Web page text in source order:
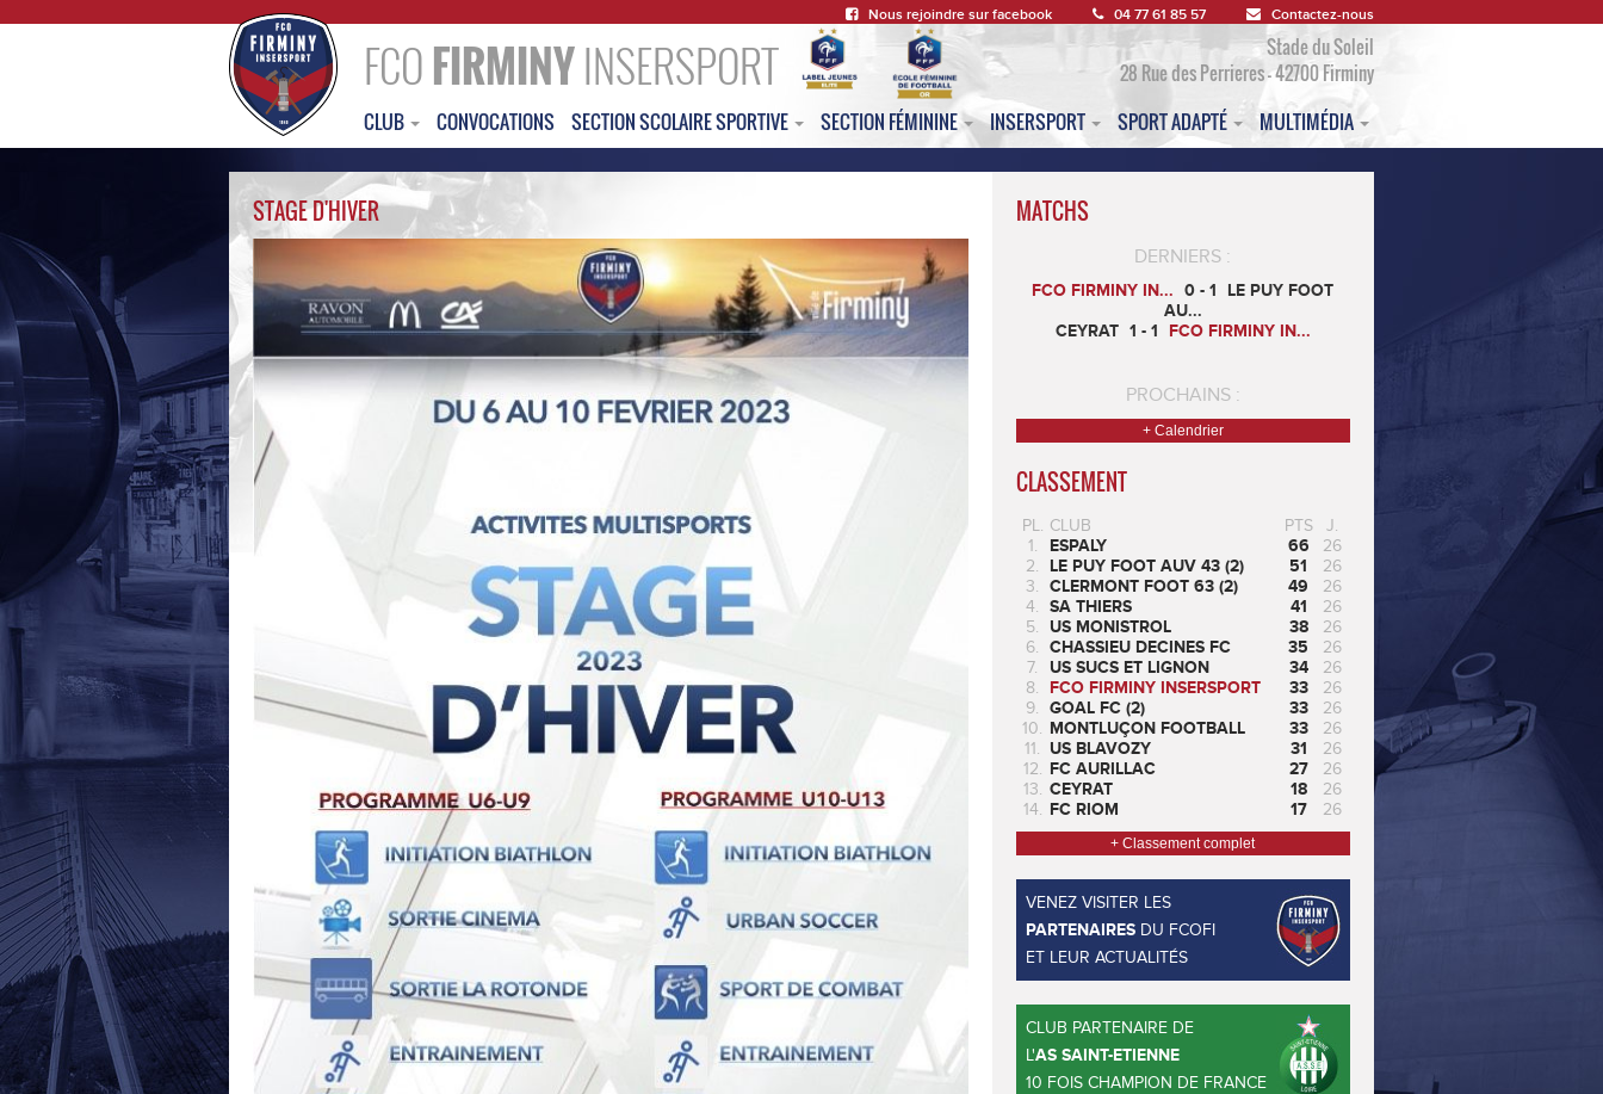
Nous rejoindre sur facebook 04 77 61 85 57 Contactez-nous
FCOFIRMINYINSERSPORT
Stade du Soleil
28 Rue des Perrieres - 42700 Firminy
CLUB CONVOCATIONS SECTION SCOLAIRE SPORTIVE SECTION FÉMININE INSERSPORT SPORT ADAPTÉ MULTIMÉDIA
STAGE D'HIVER MATCHS
DERNIERS :
FCO FIRMINY IN... 0 - 1
LE PUY FOOT
AU...
CEYRAT 1 - 1 FCO FIRMINY IN...
PROCHAINS :
+ Calendrier
CLASSEMENT
PL. CLUB PTS
J.
1.
ESPALY 66
26
2.
LE PUY FOOT AUV 43 (2) 51
26
3. CLERMONT FOOT 63 (2) 49
26
4. SA THIERS 41
26
5.
US MONISTROL 38
26
6. CHASSIEU DECINES FC 35
26
7.
US SUCS ET LIGNON 34
26
8.
FCO FIRMINY INSERSPORT 33
26
9. GOAL FC (2) 33
26
10. MONTLUÇON FOOTBALL 33
26
11. US BLAVOZY 31
26
12. FC AURILLAC 27
26
13. CEYRAT 18
26
14. FC RIOM 17 26
+ Classement complet
VENEZ VISITER LES
PARTENAIRESDU FCOFI
ET LEUR ACTUALITÉS
CLUB PARTENAIRE DE
L'AS SAINT-ETIENNE
10 FOIS CHAMPION DE FRANCE